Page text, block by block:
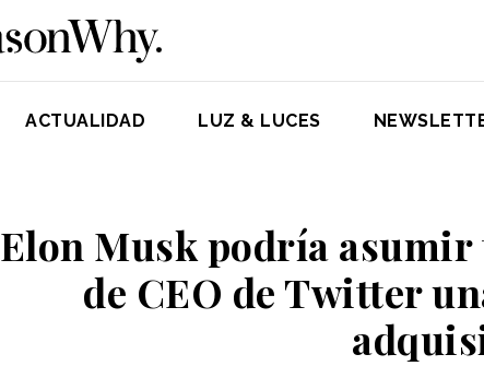
ACTUALIDAD LUZ & LUCES
Elon Musk podría
de CEO de Twitter